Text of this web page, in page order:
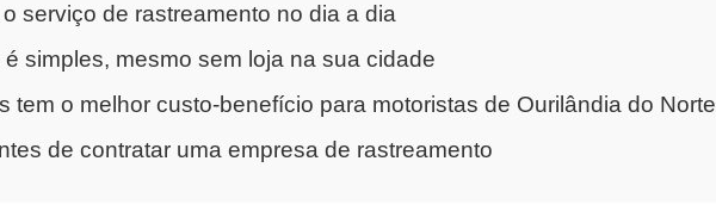
serviço de rastreamento no dia a dia
simples, mesmo sem loja na sua cidade
tem o melhor custo-benefício para motoristas de Ourilândia do Norte
de contratar uma empresa de rastreamento